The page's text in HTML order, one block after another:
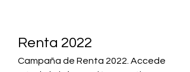
Renta 2022
Campaña de Renta 2022. Accede